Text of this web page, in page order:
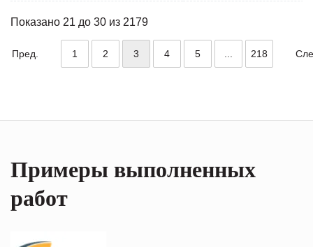
Показано 21 до 30 из 2179
Пред. 1 2 3 4 5 218
Примеры выполненных
работ